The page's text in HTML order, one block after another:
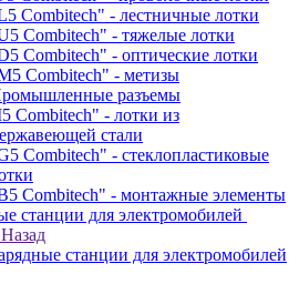
Combitech" - лестничные лотки
Combitech" - тяжелые лотки
Combitech" - оптические лотки
Combitech" - метизы
разъемы
Combitech" - лотки из
стали
Combitech" - стеклопластиковые
Combitech" - монтажные элементы
станции для электромобилей
Назад
станции для электромобилей